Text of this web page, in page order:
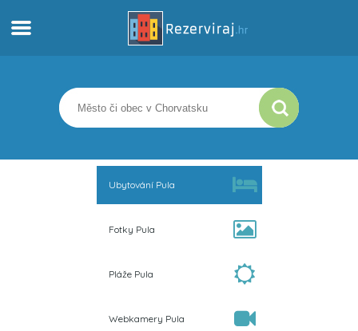
Apartmány
Turistické informace
Ubytování Pula
Fotky Pula
Pláže Pula
Webkamery Pula